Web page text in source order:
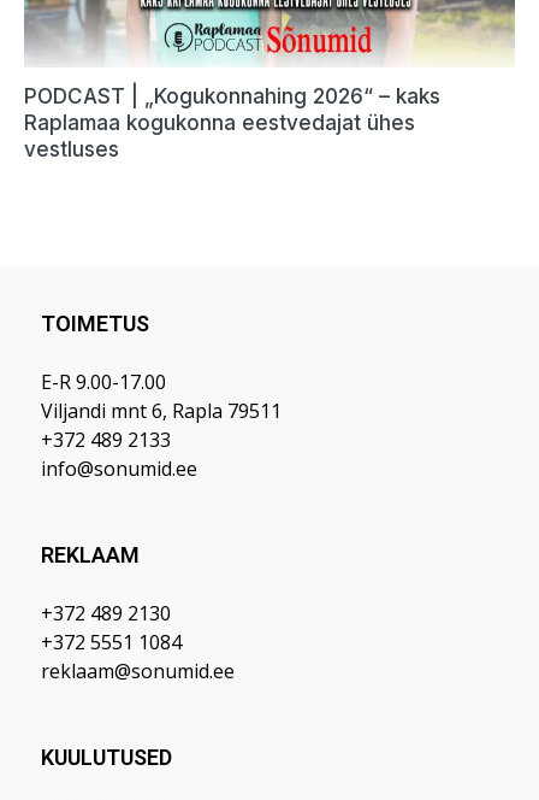
TOIMETUS
E-R 9.00-17.00
Viljandi mnt 6, Rapla 79511
+372 489 2133
info@sonumid.ee
REKLAAM
+372 489 2130
+372 5551 1084
reklaam@sonumid.ee
KUULUTUSED